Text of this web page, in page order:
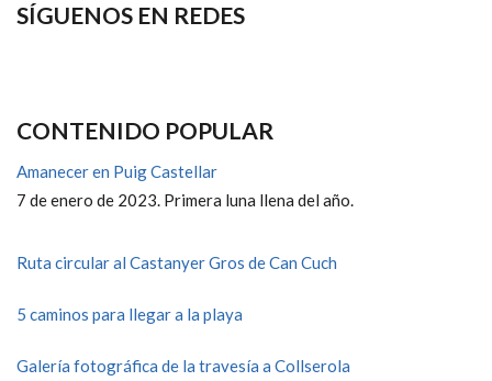
SÍGUENOS EN REDES
CONTENIDO POPULAR
Amanecer en Puig Castellar
7 de enero de 2023. Primera luna llena del año.
Ruta circular al Castanyer Gros de Can Cuch
5 caminos para llegar a la playa
Galería fotográfica de la travesía a Collserola